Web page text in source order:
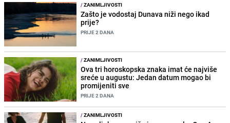
/ZANIMLJIVOSTI
Zašto je vodostaj Dunava niži nego ikad
prije?
PRIJE 2 DANA
/ZANIMLJIVOSTI
Ova tri horoskopska znaka imat će najviše
sreće u augustu: Jedan datum mogao bi
promijeniti sve
PRIJE 2 DANA
/ZANIMLJIVOSTI